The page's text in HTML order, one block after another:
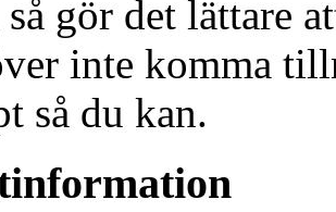
gör det lättare
inte komma
så du kan.